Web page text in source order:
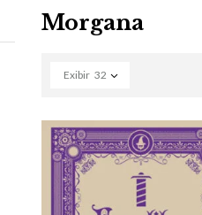
Morgana
Exibir 32